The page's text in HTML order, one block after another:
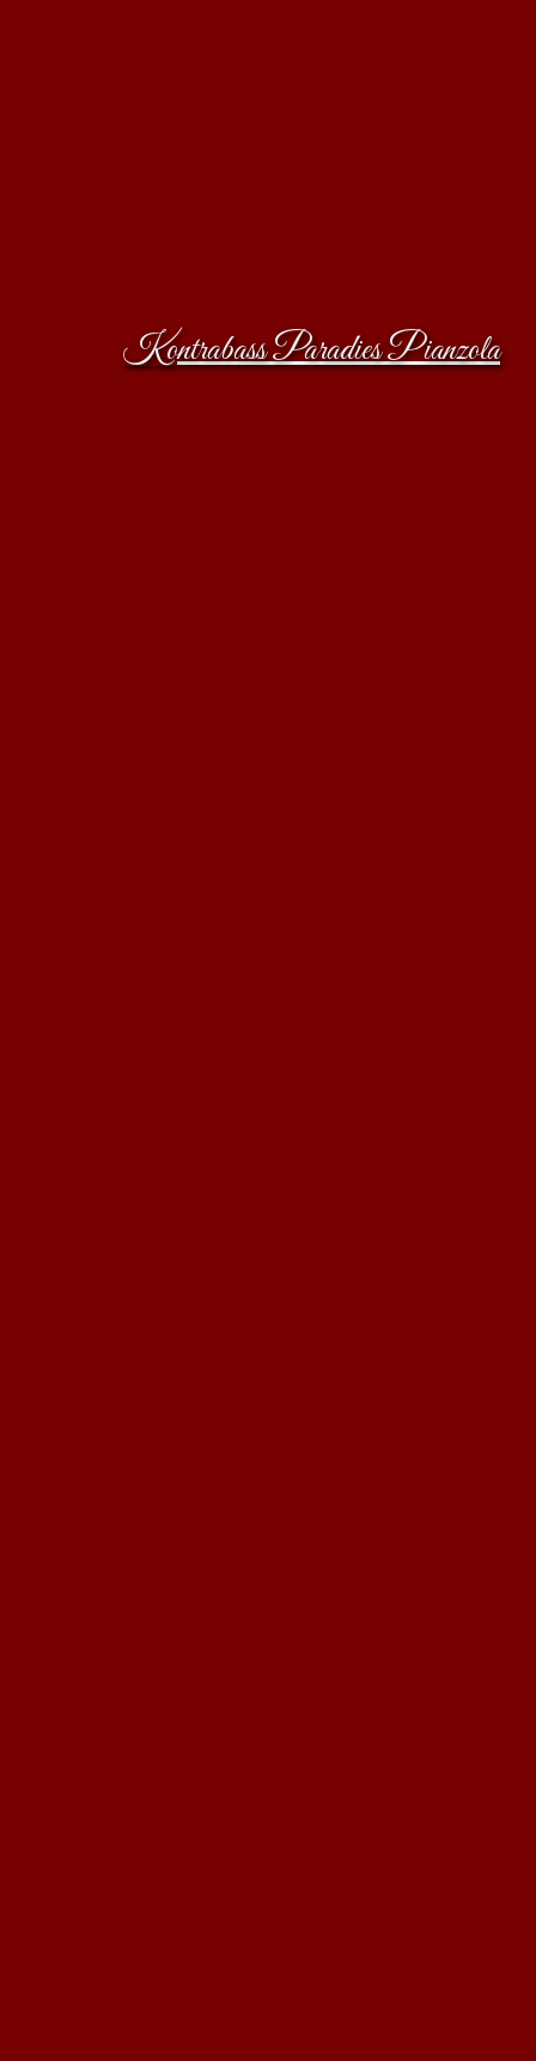
Kontrabass Paradies Pianzola